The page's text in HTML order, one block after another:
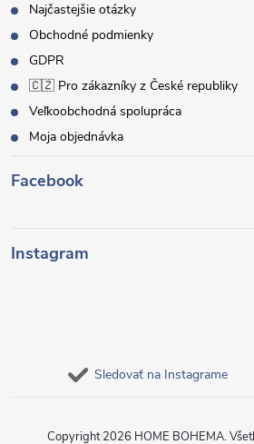
Najčastejšie otázky
Obchodné podmienky
GDPR
🇨🇿 Pro zákazníky z České republiky
Veľkoobchodná spolupráca
Moja objednávka
Facebook
Instagram
Sledovať na Instagrame
Copyright 2026 HOME BOHEMA.